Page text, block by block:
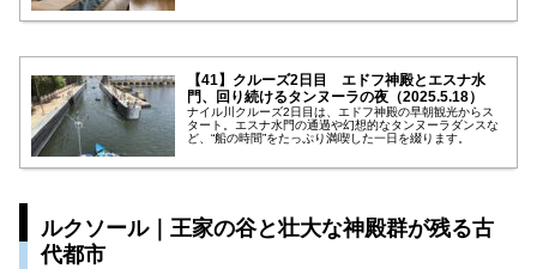
【41】クルーズ2日目 エドフ神殿とエスナ水
門、回り続けるタンヌーラの夜（2025.5.18）
ナイル川クルーズ2日目は、エドフ神殿の早朝観光からス
タート。エスナ水門の通過や幻想的なタンヌーラダンスな
ど、“船の時間”をたっぷり満喫した一日を綴ります。
ルクソール｜王家の谷と壮大な神殿群が残る古
代都市